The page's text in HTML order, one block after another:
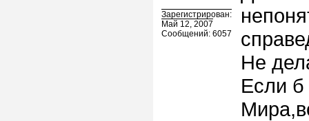
Зарегистрирован:
Май 12, 2007
Сообщений: 6057
Не
Если